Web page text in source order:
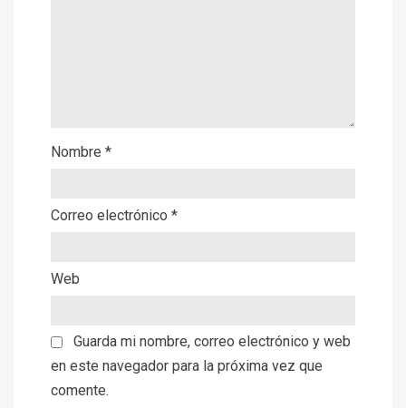
Nombre *
Correo electrónico *
Web
Guarda mi nombre, correo electrónico y web
en este navegador para la próxima vez que
comente.